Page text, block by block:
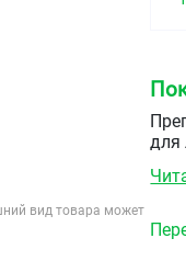
вид товара может
для